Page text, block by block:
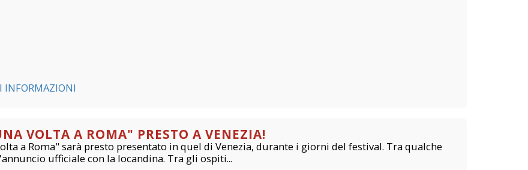
INFORMAZIONI
VOLTA A ROMA" PRESTO A VENEZIA!
a Roma" sarà presto presentato in quel di Venezia, durante i giorni del festival. Tra qualche
ufficiale con la locandina. Tra gli ospiti...